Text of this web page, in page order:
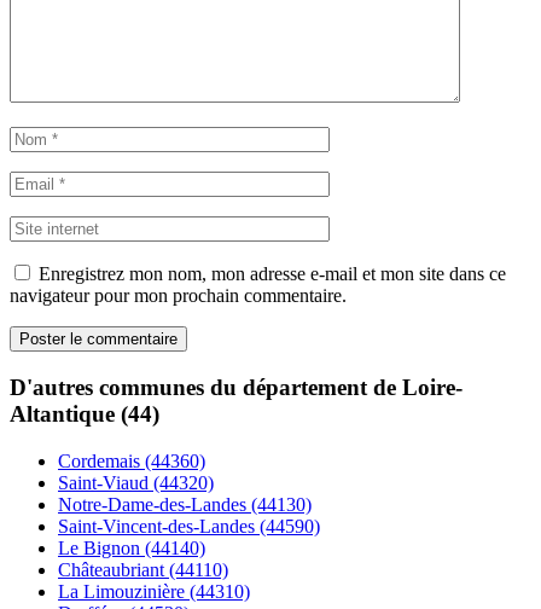
Enregistrez mon nom, mon adresse e-mail et mon site dans ce
navigateur pour mon prochain commentaire.
D'autres communes du département de Loire-
Altantique (44)
Cordemais (44360)
Saint-Viaud (44320)
Notre-Dame-des-Landes (44130)
Saint-Vincent-des-Landes (44590)
Le Bignon (44140)
Châteaubriant (44110)
La Limouzinière (44310)